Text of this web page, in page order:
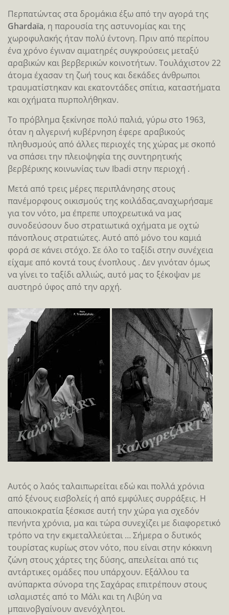
Περπατώντας στα δρομάκια έξω από την αγορά της
Ghardaïa, η παρουσία της αστυνομίας και της
χωροφυλακής ήταν πολύ έντονη. Πριν από περίπου
ένα χρόνο έγιναν αιματηρές συγκρούσεις μεταξύ
αραβικών και βερβερικών κοινοτήτων. Τουλάχιστον 22
άτομα έχασαν τη ζωή τους και δεκάδες άνθρωποι
τραυματίστηκαν και εκατοντάδες σπίτια, καταστήματα
και οχήματα πυρπολήθηκαν.
Το πρόβλημα ξεκίνησε πολύ παλιά, γύρω στο 1963,
όταν η αλγερινή κυβέρνηση έφερε αραβικούς
πληθυσμούς από άλλες περιοχές της χώρας με σκοπό
να σπάσει την πλειοψηφία της συντηρητικής
βερβέρικης κοινωνίας των Ibadi στην περιοχή .
Μετά από τρεις μέρες περιπλάνησης στους
πανέμορφους οικισμούς της κοιλάδας,αναχωρήσαμε
για τον νότο, μα έπρεπε υποχρεωτικά να μας
συνοδεύσουν δυο στρατιωτικά οχήματα με οχτώ
πάνοπλους στρατιώτες. Αυτό από μόνο του καμιά
φορά σε κάνει στόχο. Σε όλο το ταξίδι στην συνέχεια
είχαμε από κοντά τους ένοπλους . Δεν γινόταν όμως
να γίνει το ταξίδι αλλιώς, αυτό μας το ξέκοψαν με
αυστηρό ύφος από την αρχή.
Αυτός ο λαός ταλαιπωρείται εδώ και πολλά χρόνια
από ξένους εισβολείς ή από εμφύλιες συρράξεις. Η
αποικιοκρατία ξέσκισε αυτή την χώρα για σχεδόν
πενήντα χρόνια, μα και τώρα συνεχίζει με διαφορετικό
τρόπο να την εκμεταλλεύεται … Σήμερα ο δυτικός
τουρίστας κυρίως στον νότο, που είναι στην κόκκινη
ζώνη στους χάρτες της δύσης, απειλείται από τις
αντάρτικες ομάδες που υπάρχουν. Εξάλλου τα
ανύπαρκτα σύνορα της Σαχάρας επιτρέπουν στους
ισλαμιστές από το Μάλι και τη Λιβύη να
μπαινοβγαίνουν ανενόχλητοι.